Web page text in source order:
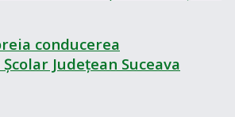
conducerea
Județean Suceava